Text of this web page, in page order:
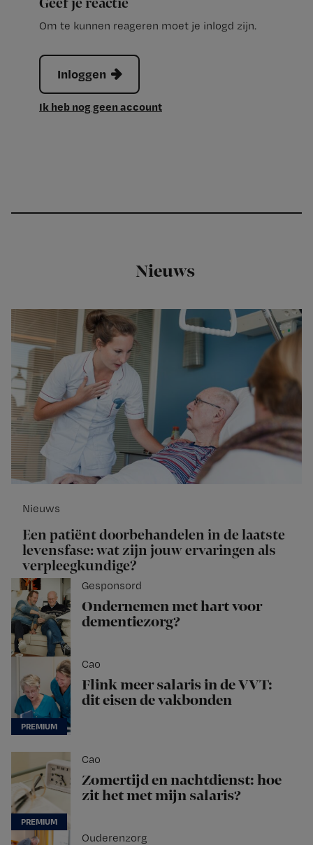
Geef je reactie
Om te kunnen reageren moet je inlogd zijn.
Inloggen
Ik heb nog geen account
Nieuws
Nieuws
Een patiënt doorbehandelen in de laatste
levensfase: wat zijn jouw ervaringen als
verpleegkundige?
Gesponsord
Ondernemen met hart voor
dementiezorg?
Cao
Flink meer salaris in de VVT:
dit eisen de vakbonden
Cao
Zomertijd en nachtdienst: hoe
zit het met mijn salaris?
Ouderenzorg